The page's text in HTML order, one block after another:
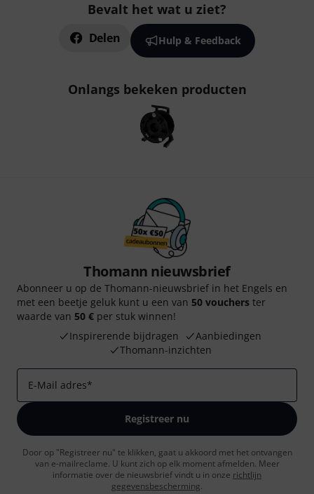
Bevalt het wat u ziet?
Delen Hulp & Feedback
Onlangs bekeken producten
Thomann nieuwsbrief
Abonneer u op de Thomann-nieuwsbrief in het Engels en
met een beetje geluk kunt u een van 50 vouchers ter
waarde van 50 € per stuk winnen!
Inspirerende bijdragen
Aanbiedingen
Thomann-inzichten
E-Mail adres*
Registreer nu
Door op "Registreer nu" te klikken, gaat u akkoord met het ontvangen
van e-mailreclame. U kunt zich op elk moment afmelden. Meer
informatie over de nieuwsbrief vindt u in onze richtlijn
gegevensbescherming.